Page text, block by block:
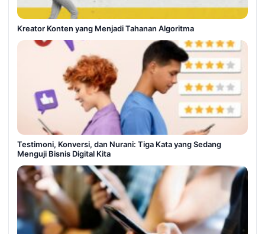
Kreator Konten yang Menjadi Tahanan Algoritma
Testimoni, Konversi, dan Nurani: Tiga Kata yang Sedang
Menguji Bisnis Digital Kita